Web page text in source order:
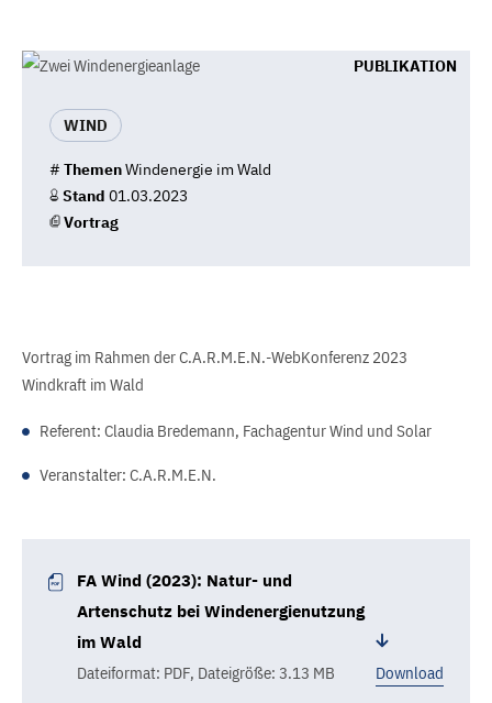
PUBLIKATION
WIND
# ThemenWindenergie im Wald
Stand 01.03.2023
Vortrag
Vortrag im Rahmen der C.A.R.M.E.N.-WebKonferenz 2023
Windkraft im Wald
Referent: Claudia Bredemann, Fachagentur Wind und Solar
Veranstalter: C.A.R.M.E.N.
FA Wind (2023): Natur- und
Artenschutz bei Windenergienutzung
im Wald
Dateiformat: PDF, Dateigröße: 3.13 MB Download